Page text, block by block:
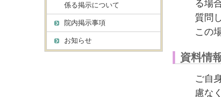
る場
質問
この
資料情
ご自
慮な
係る掲示について
院内掲示事項
お知らせ